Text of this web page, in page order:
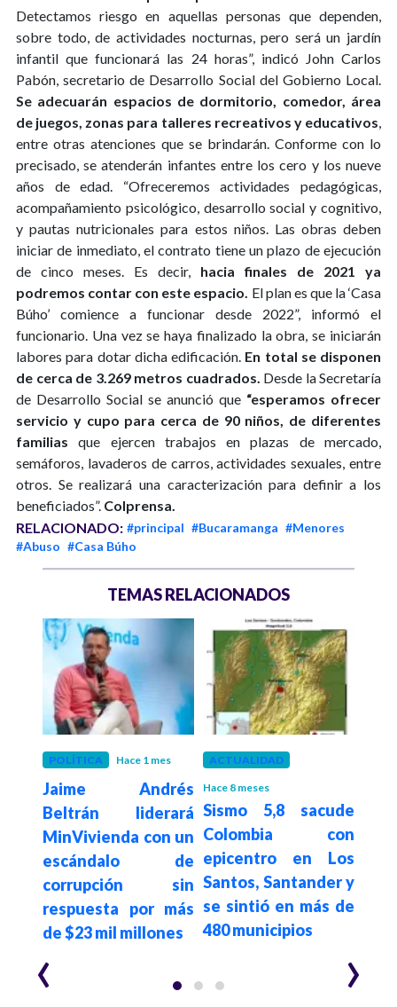
Detectamos riesgo en aquellas personas que dependen,
sobre todo, de actividades nocturnas, pero será un jardín
infantil que funcionará las 24 horas”, indicó John Carlos
Pabón, secretario de Desarrollo Social del Gobierno Local.
Se adecuarán espacios de dormitorio, comedor, área
de juegos, zonas para talleres recreativos y educativos,
entre otras atenciones que se brindarán. Conforme con lo
precisado, se atenderán infantes entre los cero y los nueve
años de edad. “Ofreceremos actividades pedagógicas,
acompañamiento psicológico, desarrollo social y cognitivo,
y pautas nutricionales para estos niños. Las obras deben
iniciar de inmediato, el contrato tiene un plazo de ejecución
de cinco meses. Es decir, hacia finales de 2021 ya
podremos contar con este espacio. El plan es que la ‘Casa
Búho’ comience a funcionar desde 2022”, informó el
funcionario. Una vez se haya finalizado la obra, se iniciarán
labores para dotar dicha edificación. En total se disponen
de cerca de 3.269 metros cuadrados. Desde la Secretaría
de Desarrollo Social se anunció que “esperamos ofrecer
servicio y cupo para cerca de 90 niños, de diferentes
familias que ejercen trabajos en plazas de mercado,
semáforos, lavaderos de carros, actividades sexuales, entre
otros. Se realizará una caracterización para definir a los
beneficiados”. Colprensa.
RELACIONADO: #principal #Bucaramanga #Menores
#Abuso #Casa Búho
TEMAS RELACIONADOS
POLÍTICA Hace 1 mes
Jaime Andrés
Beltrán liderará
MinVivienda con un
escándalo de
corrupción sin
respuesta por más
de $23 mil millones
ACTUALIDAD
Hace 8 meses
Sismo 5,8 sacude
Colombia con
epicentro en Los
Santos, Santander y
se sintió en más de
480 municipios
‹ ›